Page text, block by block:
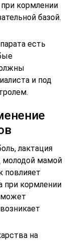
кормлении
базой.
есть
и под
лактация
молодой мамой
повлияет
при кормлении
на